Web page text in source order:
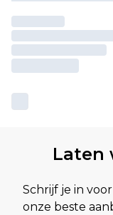
Laten
Schrijf je in
onze beste